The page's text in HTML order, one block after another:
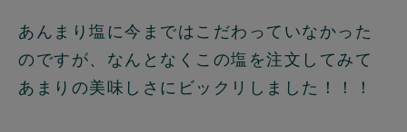
あんまり塩に今まではこだわっていなかった
のですが、なんとなくこの塩を注文してみて
あまりの美味しさにビックリしました！！！